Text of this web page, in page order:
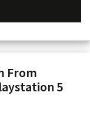
From
5